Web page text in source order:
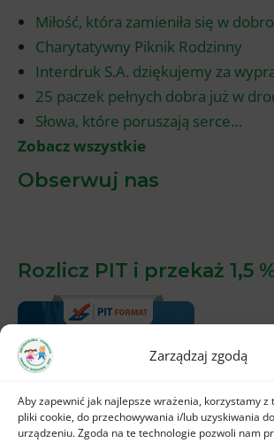
Zarządzaj zgodą
Aby zapewnić jak najlepsze wrażenia, korzystamy z
pliki cookie, do przechowywania i/lub uzyskiwania
urządzeniu. Zgoda na te technologie pozwoli nam
Miłość, która zamieniła się w
Charytatywny Piknik Rodzinny
Interdruk S.A. dziękujemy za
25 paczek pełnych dobra już w
Słowa, które poruszają serce…
Zobacz wszystkie
Obserwuj nas
Rozlicz PIT i przekaż 1,5